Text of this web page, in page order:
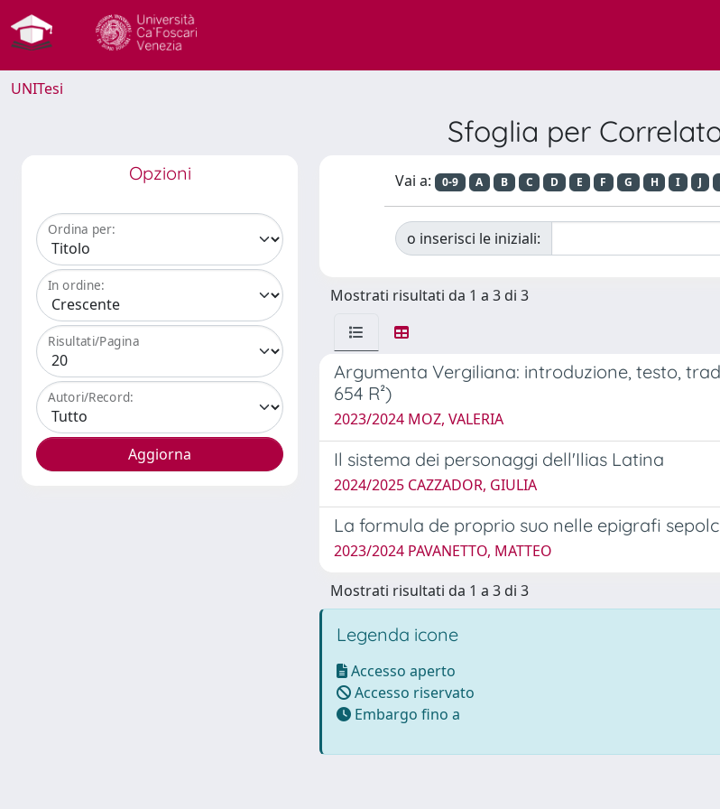
UNITesi
Sfoglia per
Opzioni
Ordina per:
In ordine:
Risultati/Pagina
Autori/Record:
Vai a: 0-9 A B C D E F G H I J
o inserisci le iniziali:
Mostrati risultati da 1 a 3 di 3
Argumenta Vergiliana: introduzione, testo,
654 R²)
2023/2024 MOZ, VALERIA
Il sistema dei personaggi dell'Ilias Latina
2024/2025 CAZZADOR, GIULIA
La formula de proprio suo nelle epigrafi
2023/2024 PAVANETTO, MATTEO
Mostrati risultati da 1 a 3 di 3
Legenda icone
Accesso aperto
Accesso riservato
Embargo fino a